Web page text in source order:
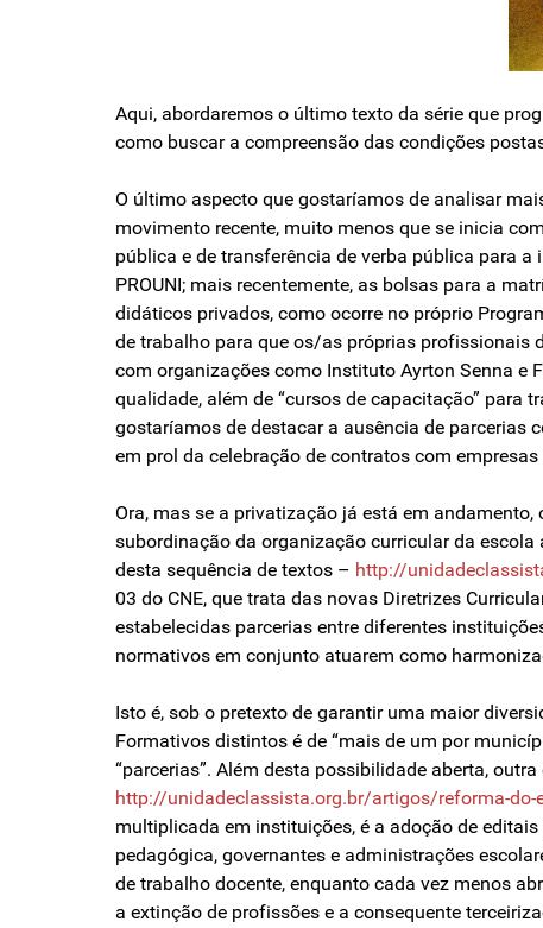
Aqui, abordaremos o último texto da série que
como buscar a compreensão das condições
O último aspecto que gostaríamos de analisar
movimento recente, muito menos que se inicia
pública e de transferência de verba pública para
PROUNI; mais recentemente, as bolsas para a
didáticos privados, como ocorre no próprio
de trabalho para que os/as próprias profissionais
com organizações como Instituto Ayrton Senna e
qualidade, além de “cursos de capacitação”
gostaríamos de destacar a ausência de parcerias
em prol da celebração de contratos com
Ora, mas se a privatização já está em
subordinação da organização curricular da
desta sequência de textos – http://
03 do CNE, que trata das novas Diretrizes
estabelecidas parcerias entre diferentes
normativos em conjunto atuarem como
Isto é, sob o pretexto de garantir uma maior
Formativos distintos é de “mais de um por
“parcerias”. Além desta possibilidade aberta,
http://unidadeclassista.org.br/artigos/reforma-do-
multiplicada em instituições, é a adoção de
pedagógica, governantes e administrações
de trabalho docente, enquanto cada vez menos
a extinção de profissões e a consequente